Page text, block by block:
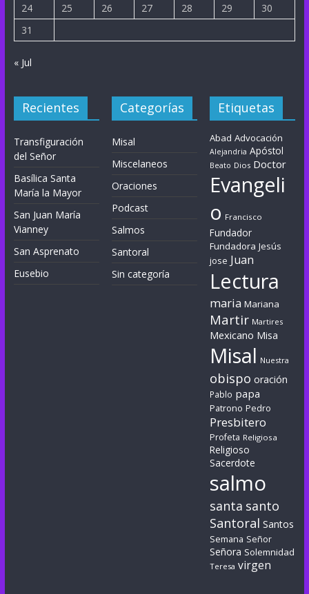
24
25 26 27 28 29
30
31
« Jul
Recientes
Transfiguración
del Señor
Basílica Santa
María la Mayor
San Juan María
Vianney
San Asprenato
Eusebio
Categorías
Misal
Miscelaneos
Oraciones
Podcast
Salmos
Santoral
Sin categoría
Etiquetas
Abad Advocación
Alejandria Apóstol
Beato Dios Doctor
Evangeli
o Francisco
Fundador
Fundadora Jesús
jose Juan
Lectura
maria Mariana
Martir Martires
Mexicano Misa
Misal Nuestra
obispo oración
Pablo papa
Patrono Pedro
Presbitero
Profeta Religiosa
Religioso
Sacerdote
salmo
santa santo
Santoral Santos
Semana Señor
Señora Solemnidad
Teresa virgen